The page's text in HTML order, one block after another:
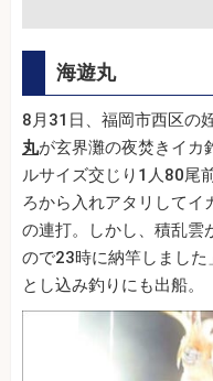
海遊丸
8月31日、福岡市西区の
丸が玄界灘の夜焚きイカ
ルサイズ交じり1人80尾
ろから入れアタリしてイ
の連打。しかし、積乱雲
ので23時に納竿しまし
とし込み釣りにも出船。